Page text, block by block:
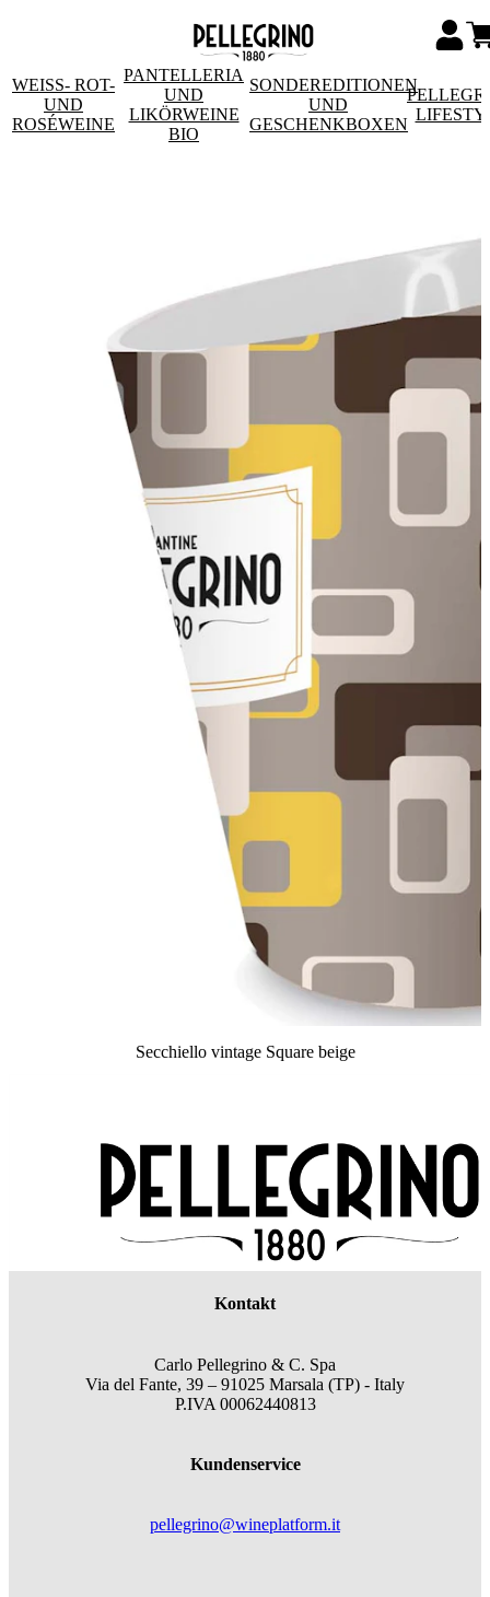
WEISS- ROT- U
ND R
OSÉWEINE
PANTELLERIA
UND
LIKÖRWEINE
BIO
SONDEREDITIONEN
UND
GESCHENKBOXEN
Secchiello vintage Square beige
Kontakt
Carlo Pellegrino & C. Spa
Via del Fante, 39 – 91025 Marsala (TP) - Italy
P.IVA 00062440813
Kundenservice
pellegrino@wineplatform.it